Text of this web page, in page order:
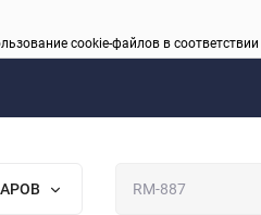
cookie-файлов в